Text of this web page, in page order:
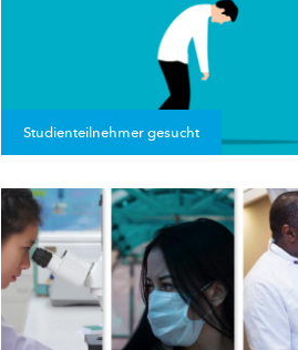
Studienteilnehmer gesucht